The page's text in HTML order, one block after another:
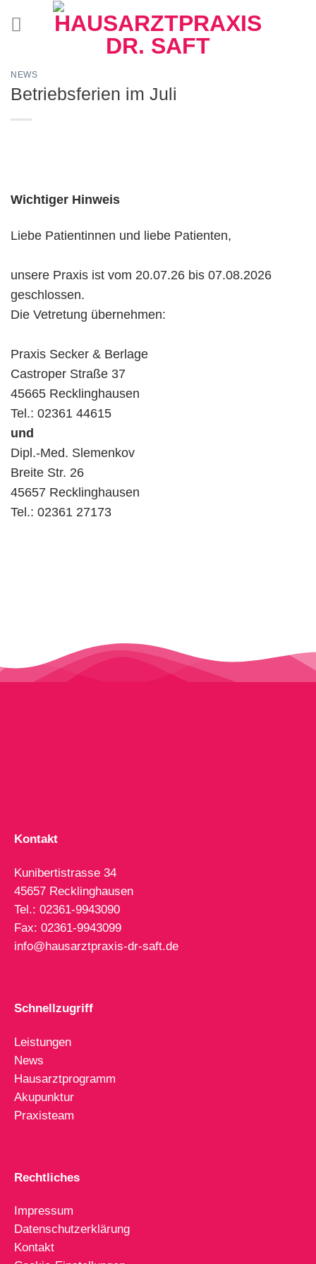
Inhalt
NEWS
Betriebsferien im Juli
Wichtiger Hinweis
Liebe Patientinnen und liebe Patienten,
unsere Praxis ist vom 20.07.26 bis 07.08.2026
geschlossen.
Die Vetretung übernehmen:
Praxis Secker & Berlage
Castroper Straße 37
45665 Recklinghausen
Tel.: 02361 44615
und
Dipl.-Med. Slemenkov
Breite Str. 26
45657 Recklinghausen
Tel.: 02361 27173
Kontakt
Kunibertistrasse 34
45657 Recklinghausen
Tel.: 02361-9943090
Fax: 02361-9943099
info@hausarztpraxis-dr-saft.de
Schnellzugriff
Leistungen
News
Hausarztprogramm
Akupunktur
Praxisteam
Rechtliches
Impressum
Datenschutzerklärung
Kontakt